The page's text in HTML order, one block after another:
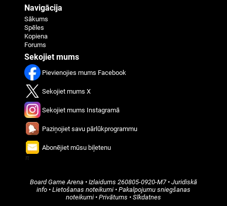
Navigācija
Sākums
Spēles
Kopiena
Forums
Sekojiet mums
Pievienojies mums Facebook
Sekojiet mums X
Sekojiet mums Instagramā
Paziņojiet savu pārlūkprogrammu
Abonējiet mūsu biļetenu
Board Game Arena • Izlaidums 260805-0920-M7• Juridiskā
info• Lietošanas noteikumi• Pakalpojumu sniegšanas
noteikumi• Privātums • Sīkdatnes
π